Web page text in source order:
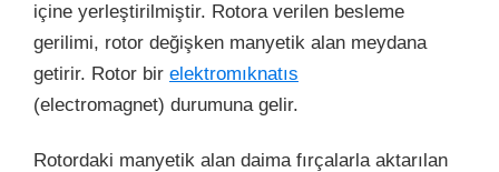
içine yerleştirilmiştir. Rotora verilen besleme
gerilimi, rotor değişken manyetik alan meydana
getirir. Rotor bir elektromıknatıs
(electromagnet) durumuna gelir.
Rotordaki manyetik alan daima fırçalarla aktarılan